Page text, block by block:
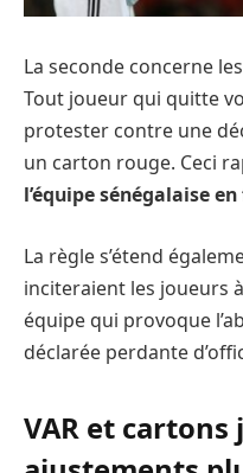
La seconde concerne
Tout joueur qui quitte
protester contre une
un carton rouge. Ceci
l’équipe sénégalaise
La règle s’étend
inciteraient les joueurs
équipe qui provoque
déclarée perdante
VAR et cartons